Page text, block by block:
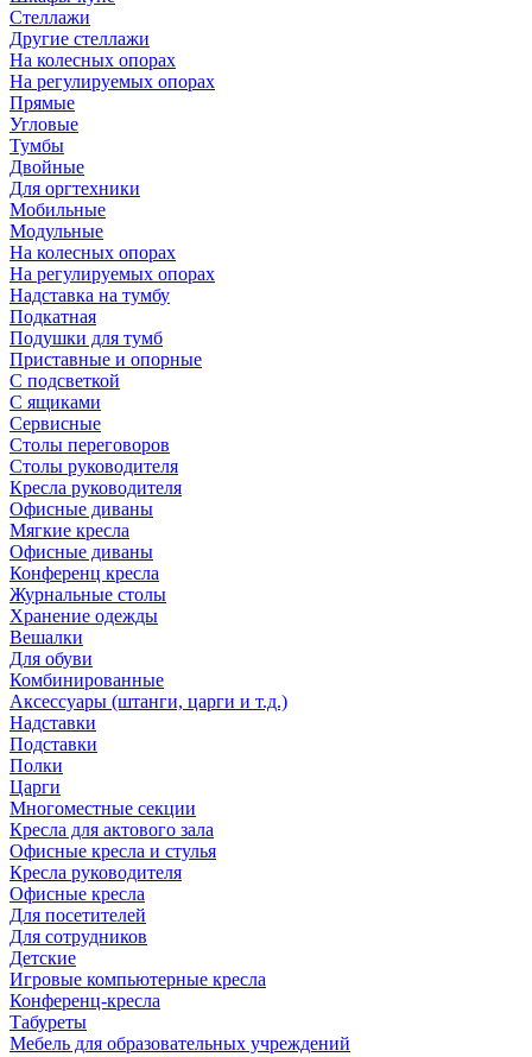
Стеллажи
Другие стеллажи
На колесных опорах
На регулируемых опорах
Прямые
Угловые
Тумбы
Двойные
Для оргтехники
Мобильные
Модульные
На колесных опорах
На регулируемых опорах
Надставка на тумбу
Подкатная
Подушки для тумб
Приставные и опорные
С подсветкой
С ящиками
Сервисные
Столы переговоров
Столы руководителя
Кресла руководителя
Офисные диваны
Мягкие кресла
Офисные диваны
Конференц кресла
Журнальные столы
Хранение одежды
Вешалки
Для обуви
Комбинированные
Аксессуары (штанги, царги и т.д.)
Надставки
Подставки
Полки
Царги
Многоместные секции
Кресла для актового зала
Офисные кресла и стулья
Кресла руководителя
Офисные кресла
Для посетителей
Для сотрудников
Детские
Игровые компьютерные кресла
Конференц-кресла
Табуреты
Мебель для образовательных учреждений